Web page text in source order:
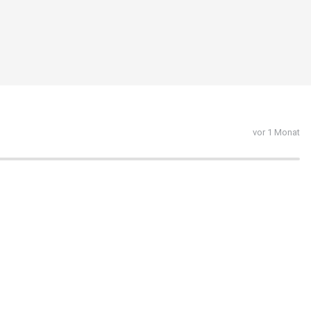
vor 1 Monat